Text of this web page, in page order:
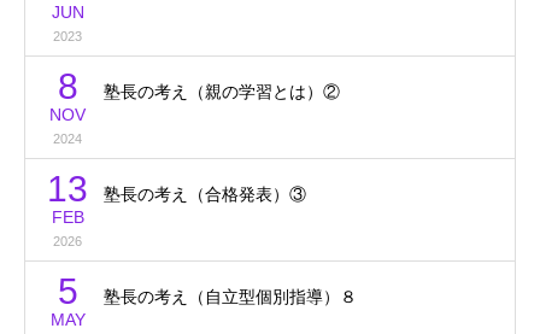
JUN
2023
8
NOV
2024
塾長の考え（親の学習とは）②
13
FEB
2026
塾長の考え（合格発表）③
5
MAY
塾長の考え（自立型個別指導）８